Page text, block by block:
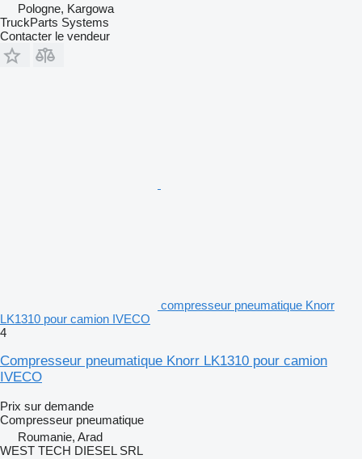
Pologne, Kargowa
TruckParts Systems
Contacter le vendeur
compresseur pneumatique Knorr
LK1310 pour camion IVECO
4
Compresseur pneumatique Knorr LK1310 pour camion
IVECO
Prix sur demande
Compresseur pneumatique
Roumanie, Arad
WEST TECH DIESEL SRL